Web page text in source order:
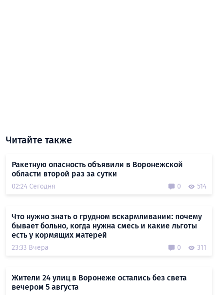
Читайте также
Ракетную опасность объявили в Воронежской
области второй раз за сутки
02:24 Сегодня 0 514
Что нужно знать о грудном вскармливании: почему
бывает больно, когда нужна смесь и какие льготы
есть у кормящих матерей
23:33 Вчера 0 311
Жители 24 улиц в Воронеже остались без света
вечером 5 августа